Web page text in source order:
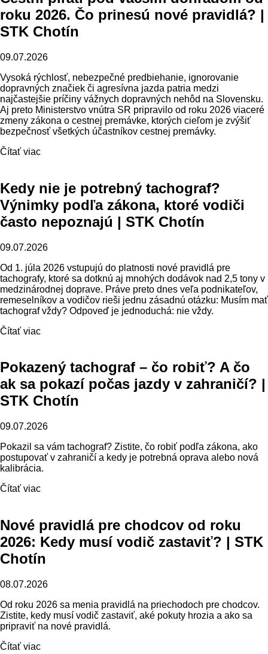
roku 2026. Čo prinesú nové pravidlá? |
STK Chotín
09.07.2026
Vysoká rýchlosť, nebezpečné predbiehanie, ignorovanie
dopravných značiek či agresívna jazda patria medzi
najčastejšie príčiny vážnych dopravných nehôd na Slovensku.
Aj preto Ministerstvo vnútra SR pripravilo od roku 2026 viaceré
zmeny zákona o cestnej premávke, ktorých cieľom je zvýšiť
bezpečnosť všetkých účastníkov cestnej premávky.
Čítať viac
Kedy nie je potrebný tachograf?
Výnimky podľa zákona, ktoré vodiči
často nepoznajú | STK Chotín
09.07.2026
Od 1. júla 2026 vstupujú do platnosti nové pravidlá pre
tachografy, ktoré sa dotknú aj mnohých dodávok nad 2,5 tony v
medzinárodnej doprave. Práve preto dnes veľa podnikateľov,
remeselníkov a vodičov rieši jednu zásadnú otázku: Musím mať
tachograf vždy? Odpoveď je jednoduchá: nie vždy.
Čítať viac
Pokazený tachograf – čo robiť? A čo
ak sa pokazí počas jazdy v zahraničí? |
STK Chotín
09.07.2026
Pokazil sa vám tachograf? Zistite, čo robiť podľa zákona, ako
postupovať v zahraničí a kedy je potrebná oprava alebo nová
kalibrácia.
Čítať viac
Nové pravidlá pre chodcov od roku
2026: Kedy musí vodič zastaviť? | STK
Chotín
08.07.2026
Od roku 2026 sa menia pravidlá na priechodoch pre chodcov.
Zistite, kedy musí vodič zastaviť, aké pokuty hrozia a ako sa
pripraviť na nové pravidlá.
Čítať viac